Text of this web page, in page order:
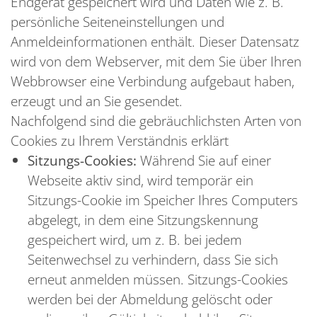
persönliche Seiteneinstellungen und
Anmeldeinformationen enthält. Dieser Datensatz
wird von dem Webserver, mit dem Sie über Ihren
Webbrowser eine Verbindung aufgebaut haben,
erzeugt und an Sie gesendet.
Nachfolgend sind die gebräuchlichsten Arten von
Cookies zu Ihrem Verständnis erklärt
Sitzungs-Cookies: Während Sie auf einer
Webseite aktiv sind, wird temporär ein
Sitzungs-Cookie im Speicher Ihres Computers
abgelegt, in dem eine Sitzungskennung
gespeichert wird, um z. B. bei jedem
Seitenwechsel zu verhindern, dass Sie sich
erneut anmelden müssen. Sitzungs-Cookies
werden bei der Abmeldung gelöscht oder